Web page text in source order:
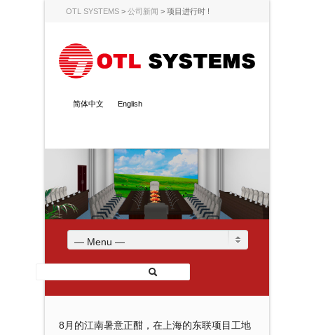
OTL SYSTEMS > 公司新闻 > 项目进行时 !
简体中文 English
— Menu —
8月的江南暑意正酣，在上海的东联项目工地